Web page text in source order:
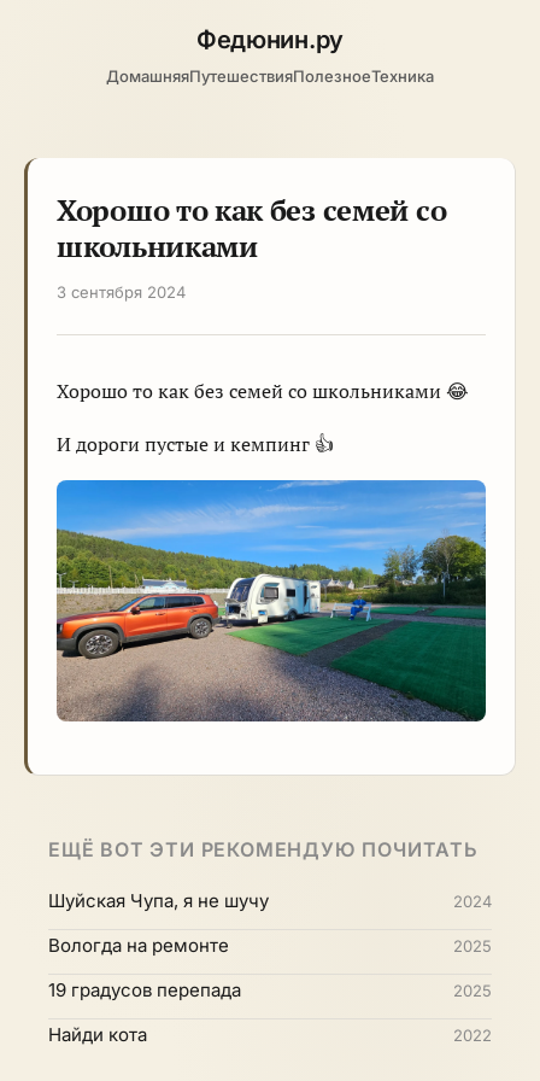
Федюнин.ру
ДомашняяПутешествияПолезноеТехника
Хорошо то как без семей со
школьниками
3 сентября 2024
Хорошо то как без семей со школьниками 😂
И дороги пустые и кемпинг 👍
ЕЩЁ ВОТ ЭТИ РЕКОМЕНДУЮ ПОЧИТАТЬ
Шуйская Чупа, я не шучу 2024
Вологда на ремонте 2025
19 градусов перепада 2025
Найди кота 2022